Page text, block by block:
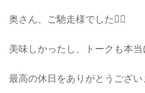
奥さん、ご馳走様でした🙇‍♀️
美味しかったし、トークも本
最高の休日をありがとうござ